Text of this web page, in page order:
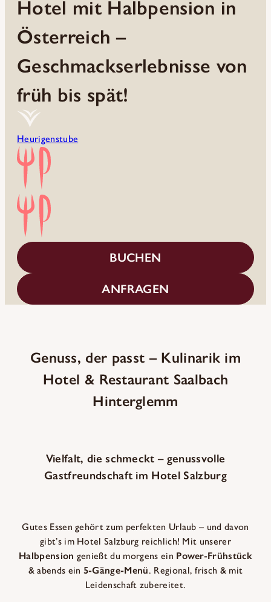
Hotel mit Halbpension in
Österreich –
Geschmackserlebnisse von
früh bis spät!
Heurigenstube
BUCHEN
ANFRAGEN
Genuss, der passt – Kulinarik im
Hotel & Restaurant Saalbach
Hinterglemm
Vielfalt, die schmeckt – genussvolle
Gastfreundschaft im Hotel Salzburg
Gutes Essen gehört zum perfekten Urlaub – und davon
gibt’s im Hotel Salzburg reichlich! Mit unserer
Halbpension genießt du morgens ein Power-Frühstück
& abends ein 5-Gänge-Menü. Regional, frisch & mit
Leidenschaft zubereitet.